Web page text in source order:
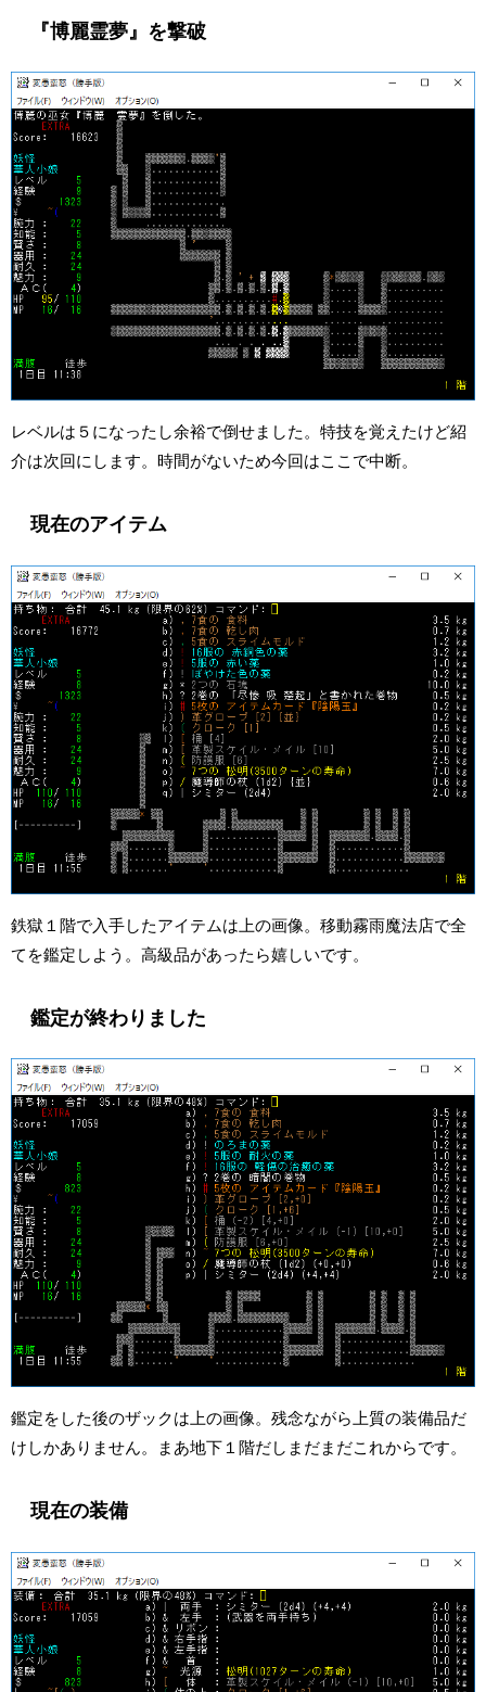
『博麗霊夢』を撃破
レベルは５になったし余裕で倒せました。特技を覚えたけど紹
介は次回にします。時間がないため今回はここで中断。
現在のアイテム
鉄獄１階で入手したアイテムは上の画像。移動霧雨魔法店で全
てを鑑定しよう。高級品があったら嬉しいです。
鑑定が終わりました
鑑定をした後のザックは上の画像。残念ながら上質の装備品だ
けしかありません。まあ地下１階だしまだまだこれからです。
現在の装備